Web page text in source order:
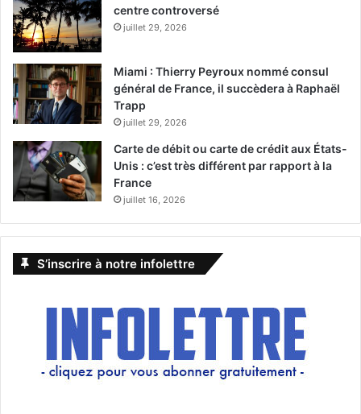
centre controversé
juillet 29, 2026
Miami : Thierry Peyroux nommé consul
général de France, il succèdera à Raphaël
Trapp
juillet 29, 2026
Carte de débit ou carte de crédit aux États-
Unis : c’est très différent par rapport à la
France
juillet 16, 2026
S’inscrire à notre infolettre